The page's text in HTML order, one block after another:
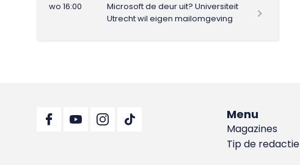
wo 16:00
Microsoft de deur uit? Universiteit
Utrecht wil eigen mailomgeving
Menu
Magazines
Tip de redactie